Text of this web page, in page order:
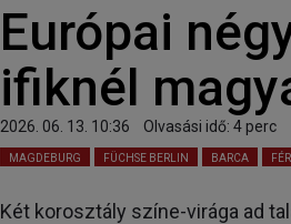
Európai
ifiknél
2026. 06. 13. 10:36 Olvasási idő: 4perc
MAGDEBURG FÜCHSE BERLIN BARCA
Két korosztály színe-virága ad